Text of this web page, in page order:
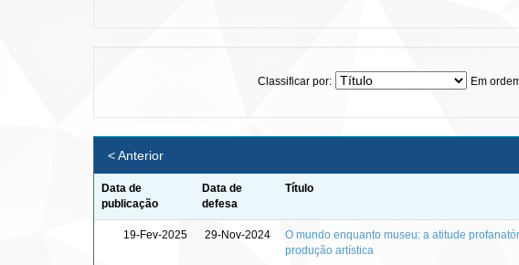
Classificar por: Em
< Anterior
Data de
publicação
Data de
defesa
Título
19-Fev-2025 29-Nov-2024
O mundo enquanto museu: a atitude
produção artística